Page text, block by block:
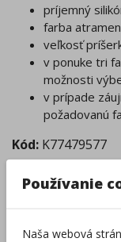
príjemný
farba
veľkosť
v ponuke tri
možnosti
v prípade
požadovanú
Kód: K77479577
Tovar nie je
Používanie
Naša webová